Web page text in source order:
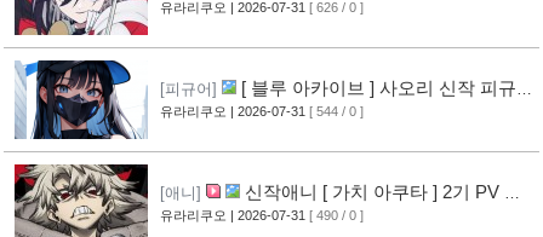
상 공개
[11]
유라리쿠오 | 2026-07-31 [ 626 / 0 ]
[피규어]
[ 블루 아카이브 ] 사오리 신작 피규어
공개 [10]
유라리쿠오 | 2026-07-31 [ 544 / 0 ]
[애니]
신작애니 [ 가치 아쿠타 ] 2기 PV 영
상 공개
[13]
유라리쿠오 | 2026-07-31 [ 490 / 0 ]